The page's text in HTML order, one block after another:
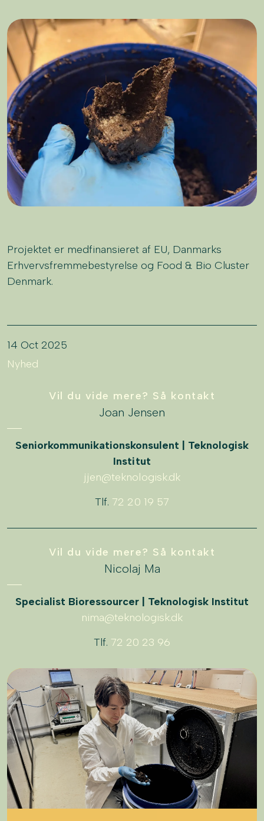
Projektet er medfinansieret af EU, Danmarks
Erhvervsfremmebestyrelse og Food & Bio Cluster
Denmark.
14 Oct 2025
Nyhed
Vil du vide mere? Så kontakt
Joan Jensen
Seniorkommunikationskonsulent | Teknologisk
Institut
jjen@teknologisk.dk
Tlf. 72 20 19 57
Vil du vide mere? Så kontakt
Nicolaj Ma
Specialist Bioressourcer | Teknologisk Institut
nima@teknologisk.dk
Tlf. 72 20 23 96